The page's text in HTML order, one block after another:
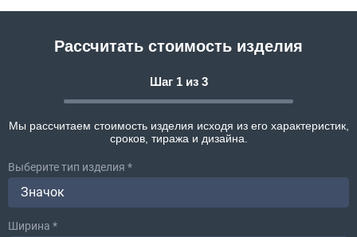
Рассчитать стоимость изделия
Шаг 1 из 3
Мы рассчитаем стоимость изделия исходя из его характеристик,
сроков, тиража и дизайна.
Выберите тип изделия *
Значок
Ширина *